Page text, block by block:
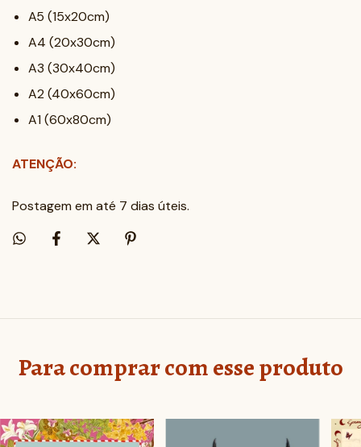
A5 (15x20cm)
A4 (20x30cm)
A3 (30x40cm)
A2 (40x60cm)
A1 (60x80cm)
ATENÇÃO:
Postagem em até 7 dias úteis.
Para comprar com esse produto